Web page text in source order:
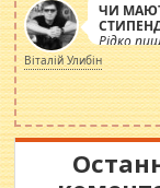
ЧИ
Рідко
просто
навколо
Віталій Улибін